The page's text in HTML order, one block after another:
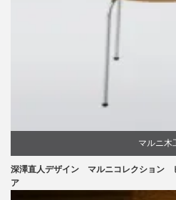
マルニ木
深澤直人デザイン マルニコレクション
ア